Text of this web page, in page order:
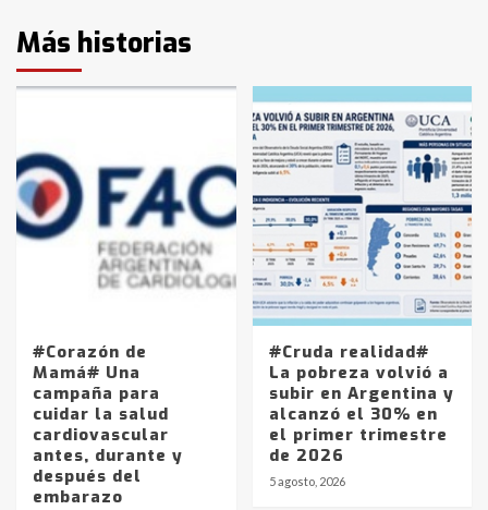
Más historias
#Corazón de
Mamá# Una
campaña para
cuidar la salud
cardiovascular
antes, durante y
después del
embarazo
#Cruda realidad#
La pobreza volvió a
subir en Argentina y
alcanzó el 30% en
el primer trimestre
de 2026
5 agosto, 2026